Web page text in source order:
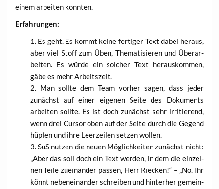
einem arbei­ten konnten.
Erfah­run­gen:
Es geht. Es kommt kei­ne fer­ti­ger Text dabei her­aus,
aber viel Stoff zum Üben, The­ma­ti­sie­ren und Über­ar­
bei­ten. Es wür­de ein sol­cher Text her­aus­kom­men,
gäbe es mehr Arbeitszeit.
Man soll­te dem Team vor­her sagen, dass jeder
zunächst auf einer eige­nen Sei­te des Doku­ments
arbei­ten soll­te. Es ist doch zunächst sehr irri­tie­rend,
wenn drei Cur­sor oben auf der Sei­te durch die Gegend
hüp­fen und ihre Leer­zei­len set­zen wollen.
SuS nut­zen die neu­en Mög­lich­kei­ten zunächst nicht:
„Aber das soll doch ein Text wer­den, in dem die ein­zel­
nen Tei­le zuein­an­der pas­sen, Herr Riecken!“ – „Nö. Ihr
könnt neben­ein­an­der schrei­ben und hin­ter­her gemein­